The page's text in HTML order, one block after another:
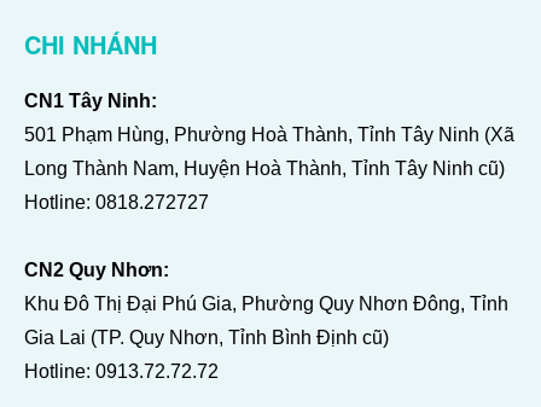
CHI NHÁNH
CN1 Tây Ninh:
501 Phạm Hùng, Phường Hoà Thành, Tỉnh Tây Ninh (Xã
Long Thành Nam, Huyện Hoà Thành, Tỉnh Tây Ninh cũ)
Hotline: 0818.272727
CN2 Quy Nhơn:
Khu Đô Thị Đại Phú Gia, Phường Quy Nhơn Đông, Tỉnh
Gia Lai (TP. Quy Nhơn, Tỉnh Bình Định cũ)
Hotline: 0913.72.72.72